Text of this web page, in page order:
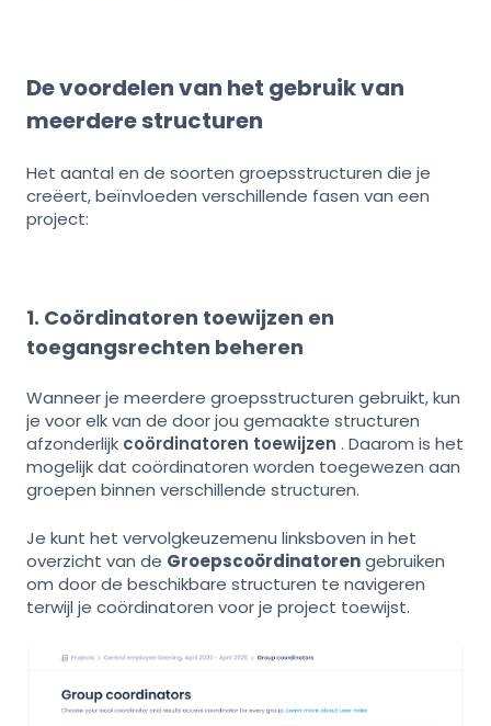
De voordelen van het gebruik van
meerdere structuren
Het aantal en de soorten groepsstructuren die je
creëert, beïnvloeden verschillende fasen van een
project:
1. Coördinatoren toewijzen en
toegangsrechten beheren
Wanneer je meerdere groepsstructuren gebruikt, kun
je voor elk van de door jou gemaakte structuren
afzonderlijk coördinatoren toewijzen . Daarom is het
mogelijk dat coördinatoren worden toegewezen aan
groepen binnen verschillende structuren.
Je kunt het vervolgkeuzemenu linksboven in het
overzicht van de Groepscoördinatorengebruiken
om door de beschikbare structuren te navigeren
terwijl je coördinatoren voor je project toewijst.